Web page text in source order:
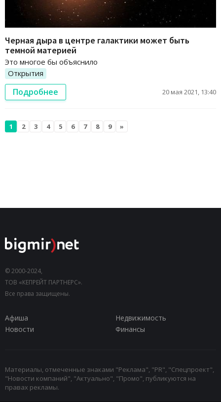
Черная дыра в центре галактики может быть
темной материей
Это многое бы объяснило
Открытия
Подробнее 20 мая 2021, 13:40
1 2 3 4 5 6 7 8 9 »
© 2000-2024,
ТОВ «КЕПРЕЙТ ПАРТНЕРС».
Все права защищены.
Афиша
Недвижимость
Новости
Финансы
Материалы, отмеченные знаками "Реклама", "PR", "Спецпроект",
"Новости компаний", "Актуально", "Промо", публикуются на
правах рекламы.